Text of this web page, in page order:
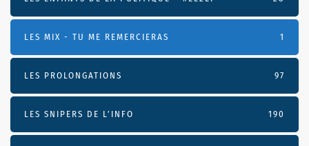
LES MIX - TU ME REMERCIERAS 1
LES PROLONGATIONS 97
LES SNIPERS DE L’INFO 190